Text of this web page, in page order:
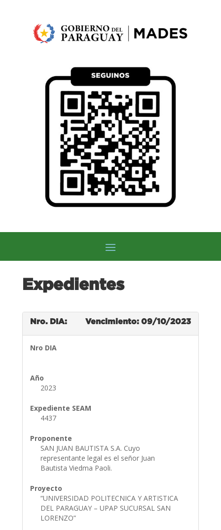
Expedientes
Nro. DIA: Vencimiento: 09/10/2023
Nro DIA
Año
2023
Expediente SEAM
4437
Proponente
SAN JUAN BAUTISTA S.A. Cuyo
representante legal es el señor Juan
Bautista Viedma Paoli.
Proyecto
“UNIVERSIDAD POLITECNICA Y ARTISTICA
DEL PARAGUAY – UPAP SUCURSAL SAN
LORENZO”